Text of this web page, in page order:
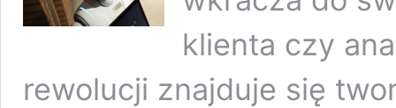
klienta czy
rewolucji znajduje się